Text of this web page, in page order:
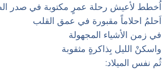
‏اُخطط لأعيش رحلة عمرٍ مكتوبة في صدر
‏اَحلمُ احلاماً مقبورة في عمق القلب
‏في زمن الأشياء المجهولة
‏واسكنْ الليل بِذاكرةٍ مثقوبة
‏ثُم نفس الميلاد: